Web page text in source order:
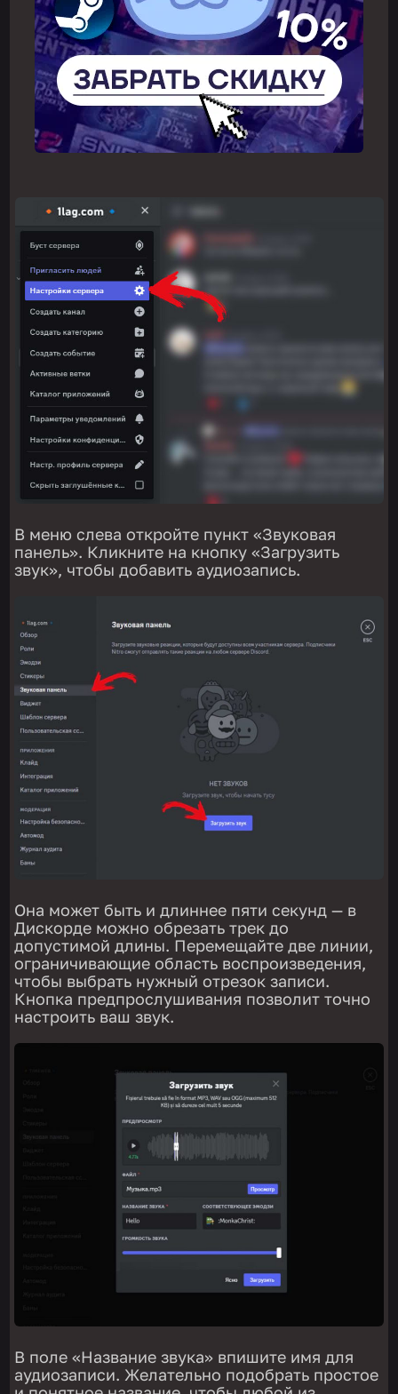
В меню слева откройте пункт «Звуковая
панель». Кликните на кнопку «Загрузить
звук», чтобы добавить аудиозапись.
Она может быть и длиннее пяти секунд — в
Дискорде можно обрезать трек до
допустимой длины. Перемещайте две линии,
ограничивающие область воспроизведения,
чтобы выбрать нужный отрезок записи.
Кнопка предпрослушивания позволит точно
настроить ваш звук.
В поле «Название звука» впишите имя для
аудиозаписи. Желательно подобрать простое